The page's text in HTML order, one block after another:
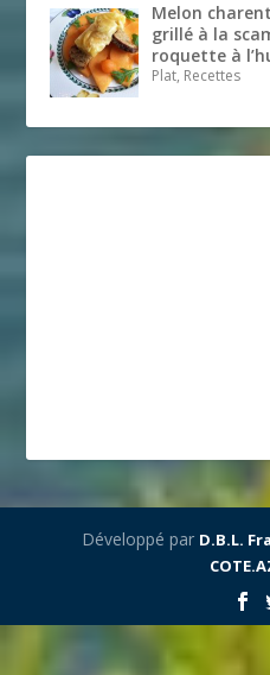
Melon
grillé à la
roquette à
Plat, Recettes
Développé par D.B.L.